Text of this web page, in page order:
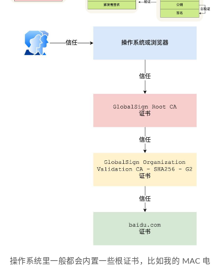
操作系统里一般都会内置一些根证书，比如我的 MAC 电